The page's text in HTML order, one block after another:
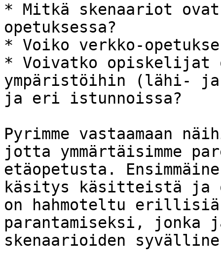
* Mitkä skenaariot
opetuksessa?
* Voiko verkko-
* Voivatko opiskelijat
ympäristöihin (lähi- ja
ja eri istunnoissa?
Pyrimme vastaamaan
jotta ymmärtäisimme
etäopetusta.
käsitys käsitteistä ja
on hahmoteltu erillisiä
parantamiseksi, jonka
skenaarioiden